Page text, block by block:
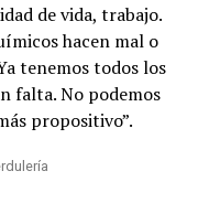
de vida, trabajo.
hacen mal o
tenemos todos los
falta. No podemos
propositivo”.